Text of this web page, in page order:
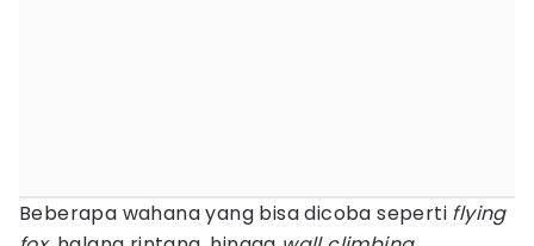
Beberapa wahana yang bisa dicoba seperti flying